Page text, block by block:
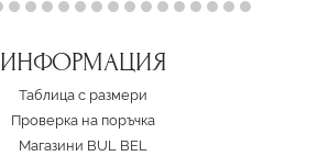
ИНФОРМАЦИЯ
Таблица с размери
Проверка на поръчка
Магазини BUL BEL